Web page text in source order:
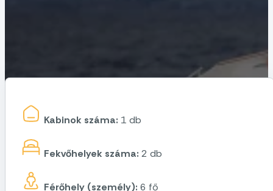
Kabinok száma: 1 db
Fekvőhelyek száma: 2 db
Férőhely (személy): 6 fő